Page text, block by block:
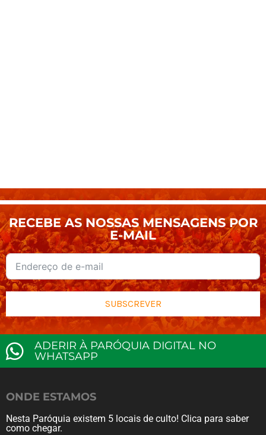
RECEBE AS NOSSAS MENSAGENS POR
E-MAIL
SUBSCREVER
ADERIR À PARÓQUIA DIGITAL NO
WHATSAPP
ONDE ESTAMOS
Nesta Paróquia existem 5 locais de culto! Clica para saber
como chegar.